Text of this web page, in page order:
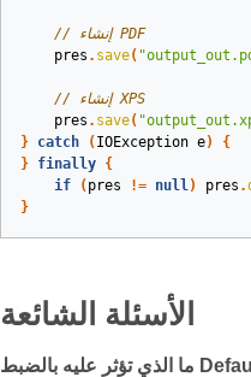
// إنشاء PDF
pres . save(
// إنشاء XPS
pres . save(
} catch ( IOException e)
{
} finally {
if
( pres != null) pres .
}
الأسئلة الشائعة
ما الذي تؤثر عليه بالضبط DefaultRegularFont